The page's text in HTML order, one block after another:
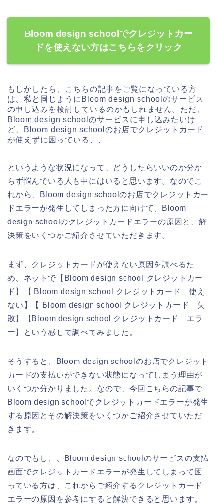
Bloom design schoolでクレジットカー
ドを使えない方はこちらをクリック
もしかしたら、こちらの記事をご覧になっている方
は、私と同じようにBloom design schoolのサービス
の申し込みを検討しているのかもしれません。ただ、
Bloom design schoolのサービスに申し込みたいけ
ど、Bloom design schoolのお店でクレジットカード
が使えずに困っている、、、
というような状況になって、どうしたらいいのか分か
らず悩んでいる人も中にはいると思います。なのでこ
れから、Bloom design schoolのお店でクレジットカー
ドエラーが発生してしまった方に向けて、Bloom
design schoolのクレジットカードエラーの原因と、解
決策をいくつかご紹介させていただきます。
まず、クレジットカードが使えない原因を調べるた
め、ネットで【Bloom design school クレジットカー
ド】【 Bloom design school クレジットカード 使え
ない】【 Bloom design school クレジットカード 失
敗】【Bloom design school クレジットカード エラ
ー】という感じで調べてみました。
そうすると、Bloom design schoolのお店でクレジット
カードの支払いができない状態になってしまう理由が
いくつか分かりました。なので、今回こちらの記事で
Bloom design schoolでクレジットカードエラーが発生
する原因とその解決策をいくつかご紹介させていただ
きます。
なのでもし、、Bloom design schoolのサービスの支払
画面でクレジットカードエラーが発生してしまって困
っている方は、これからご紹介するクレジットカード
エラーの原因を参考にすると解決できると思います。